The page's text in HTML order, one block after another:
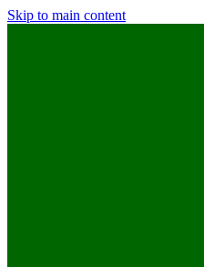
Skip to main content